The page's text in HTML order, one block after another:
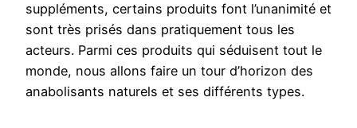
suppléments, certains produits font l’unanimité et
sont très prisés dans pratiquement tous les
acteurs. Parmi ces produits qui séduisent tout le
monde, nous allons faire un tour d’horizon des
anabolisants naturels et ses différents types.